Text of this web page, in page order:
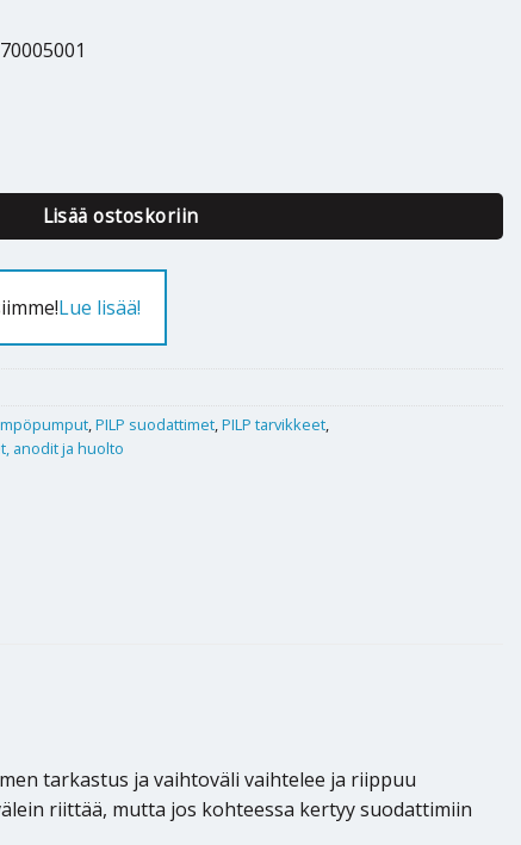
F7 (kelkkaan) määrä
Lisää ostoskoriin
Lue lisää!
,PILP suodattimet,PILP tarvikkeet,
anodit ja huolto
tarkastus ja vaihtoväli vaihtelee ja riippuu
riittää, mutta jos kohteessa kertyy suodattimiin